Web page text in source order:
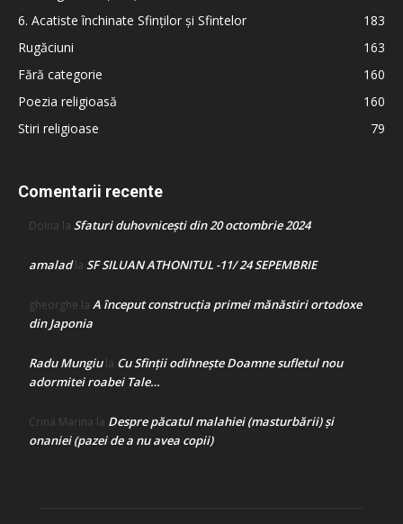
6. Acatiste închinate Sfinților și Sfintelor
183
Rugăciuni
163
Fără categorie
160
Poezia religioasă
160
Stiri religioase
79
Comentarii recente
Doina la Sfaturi duhovnicești din 20 octombrie 2024
amaladla SF SILUAN ATHONITUL -11/ 24 SEPEMBRIE
gheorghe la A început construcţia primei mănăstiri ortodoxe
din Japonia
Radu Mungiula Cu Sfinții odihnește Doamne sufletul nou
adormitei roabei Tale…
Crina Marina la Despre păcatul malahiei (masturbării) şi
onaniei (pazei de a nu avea copii)